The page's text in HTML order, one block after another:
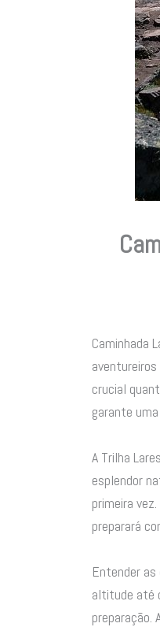
Caminhada
crucial
garante
A Trilha
esplendor
primeira
preparará
Entender
altitude até
preparação.